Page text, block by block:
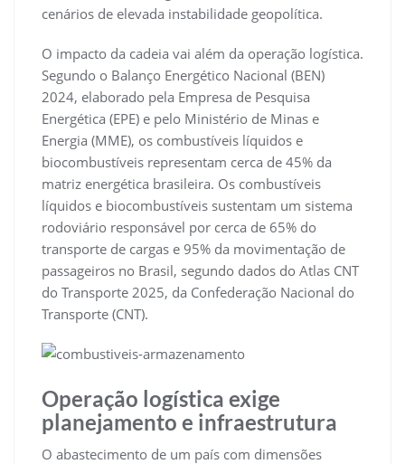
cenários de elevada instabilidade geopolítica.
O impacto da cadeia vai além da operação logística.
Segundo o Balanço Energético Nacional (BEN)
2024, elaborado pela Empresa de Pesquisa
Energética (EPE) e pelo Ministério de Minas e
Energia (MME), os combustíveis líquidos e
biocombustíveis representam cerca de 45% da
matriz energética brasileira. Os combustíveis
líquidos e biocombustíveis sustentam um sistema
rodoviário responsável por cerca de 65% do
transporte de cargas e 95% da movimentação de
passageiros no Brasil, segundo dados do Atlas CNT
do Transporte 2025, da Confederação Nacional do
Transporte (CNT).
Operação logística exige
planejamento e infraestrutura
O abastecimento de um país com dimensões